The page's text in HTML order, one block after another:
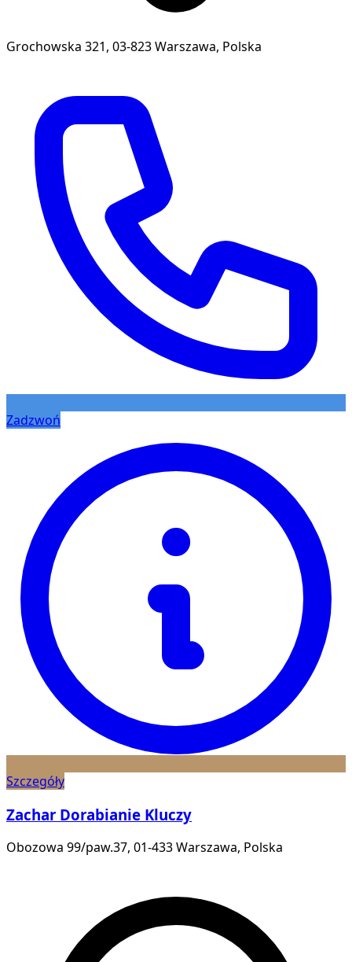
Grochowska 321, 03-823 Warszawa, Polska
Zadzwoń
Szczegóły
Zachar Dorabianie Kluczy
Obozowa 99/paw.37, 01-433 Warszawa, Polska